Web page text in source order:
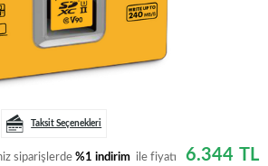
Taksit Seçenekleri
siparişlerde %1 indirim ile fiyatı 6.344 TL